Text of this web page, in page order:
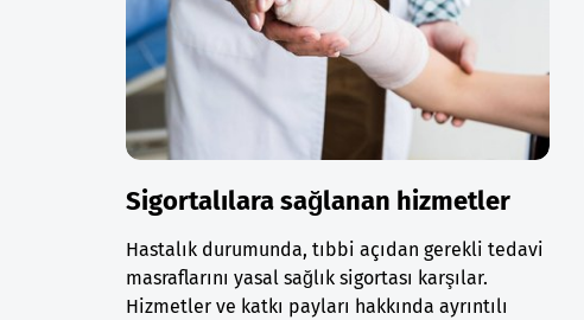
Sigortalılara sağlanan hizmetler
Hastalık durumunda, tıbbi açıdan gerekli tedavi
masraflarını yasal sağlık sigortası karşılar.
Hizmetler ve katkı payları hakkında ayrıntılı